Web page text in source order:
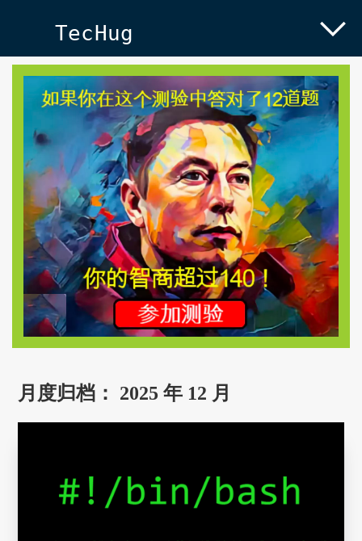
TecHug
月度归档： 2025 年 12 月